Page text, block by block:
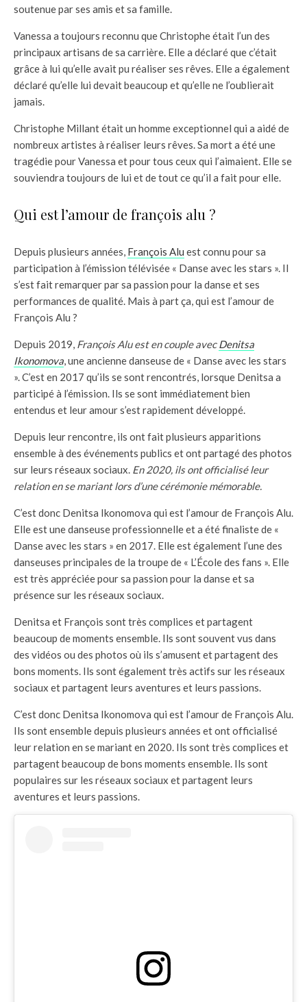
soutenue par ses amis et sa famille.
Vanessa a toujours reconnu que Christophe était l’un des
principaux artisans de sa carrière. Elle a déclaré que c’était
grâce à lui qu’elle avait pu réaliser ses rêves. Elle a également
déclaré qu’elle lui devait beaucoup et qu’elle ne l’oublierait
jamais.
Christophe Millant était un homme exceptionnel qui a aidé de
nombreux artistes à réaliser leurs rêves. Sa mort a été une
tragédie pour Vanessa et pour tous ceux qui l’aimaient. Elle se
souviendra toujours de lui et de tout ce qu’il a fait pour elle.
Qui est l’amour de françois alu ?
Depuis plusieurs années, François Alu est connu pour sa
participation à l’émission télévisée « Danse avec les stars ». Il
s’est fait remarquer par sa passion pour la danse et ses
performances de qualité. Mais à part ça, qui est l’amour de
François Alu ?
Depuis 2019, François Alu est en couple avecDenitsa
Ikonomova, une ancienne danseuse de « Danse avec les stars
». C’est en 2017 qu’ils se sont rencontrés, lorsque Denitsa a
participé à l’émission. Ils se sont immédiatement bien
entendus et leur amour s’est rapidement développé.
Depuis leur rencontre, ils ont fait plusieurs apparitions
ensemble à des événements publics et ont partagé des photos
sur leurs réseaux sociaux. En 2020, ils ont officialisé leur
relation en se mariant lors d’une cérémonie mémorable.
C’est donc Denitsa Ikonomova qui est l’amour de François Alu.
Elle est une danseuse professionnelle et a été finaliste de «
Danse avec les stars » en 2017. Elle est également l’une des
danseuses principales de la troupe de « L’École des fans ». Elle
est très appréciée pour sa passion pour la danse et sa
présence sur les réseaux sociaux.
Denitsa et François sont très complices et partagent
beaucoup de moments ensemble. Ils sont souvent vus dans
des vidéos ou des photos où ils s’amusent et partagent des
bons moments. Ils sont également très actifs sur les réseaux
sociaux et partagent leurs aventures et leurs passions.
C’est donc Denitsa Ikonomova qui est l’amour de François Alu.
Ils sont ensemble depuis plusieurs années et ont officialisé
leur relation en se mariant en 2020. Ils sont très complices et
partagent beaucoup de bons moments ensemble. Ils sont
populaires sur les réseaux sociaux et partagent leurs
aventures et leurs passions.